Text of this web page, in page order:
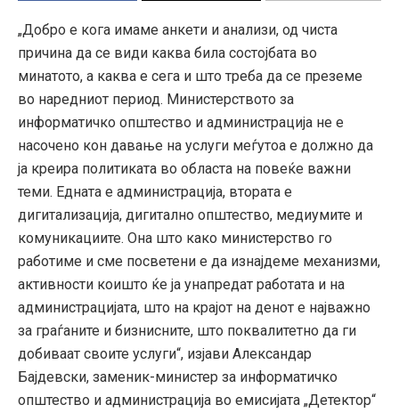
„Добро е кога имаме анкети и анализи, од чиста
причина да се види каква била состојбата во
минатото, а каква е сега и што треба да се преземе
во наредниот период. Министерството за
информатичко општество и администрација не е
насочено кон давање на услуги меѓутоа е должно да
ја креира политиката во областа на повеќе важни
теми. Едната е администрација, втората е
дигитализација, дигитално општество, медиумите и
комуникациите. Она што како министерство го
работиме и сме посветени е да изнајдеме механизми,
активности коишто ќе ја унапредат работата и на
администрацијата, што на крајот на денот е најважно
за граѓаните и бизнисните, што поквалитетно да ги
добиваат своите услуги“, изјави Александар
Бајдевски, заменик-министер за информатичко
општество и администрација во емисијата „Детектор“